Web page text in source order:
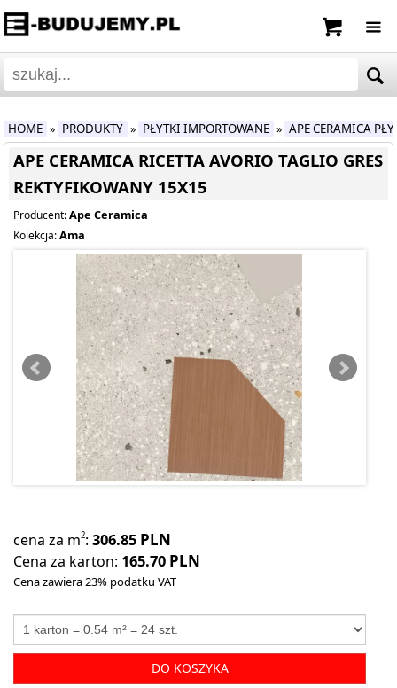
HOME » PRODUKTY » PŁYTKI IMPORTOWANE » APE CERAMICA
APE CERAMICA RICETTA AVORIO TAGLIO GRES
REKTYFIKOWANY 15X15
Producent:Ape Ceramica
Kolekcja:Ama
cena za m2:306.85 PLN
Cena za karton: 165.70 PLN
Cena zawiera 23% podatku VAT
DO KOSZYKA